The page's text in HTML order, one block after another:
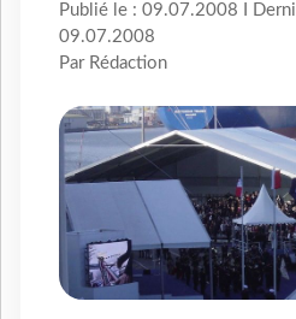
Publié le : 09.07.2008 I
09.07.2008
Par Rédaction